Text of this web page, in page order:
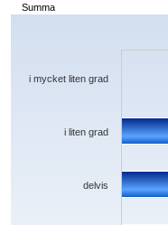
Summa
Chart
The chart has 1 X axis displaying
delvis
i liten grad
i mycket liten grad